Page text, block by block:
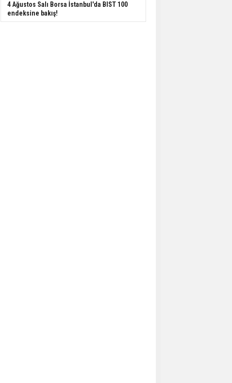
4 Ağustos Salı Borsa İstanbul'da BIST 100
endeksine bakış!